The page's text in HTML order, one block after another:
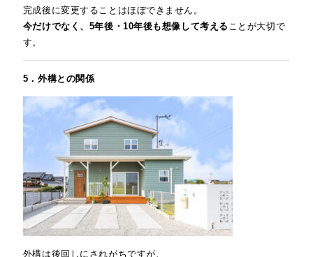
完成後に変更することはほぼできません。
今だけでなく、5年後・10年後も想像して考える ことが大切で
す。
5．外構との関係
外構は後回しにされがちですが、